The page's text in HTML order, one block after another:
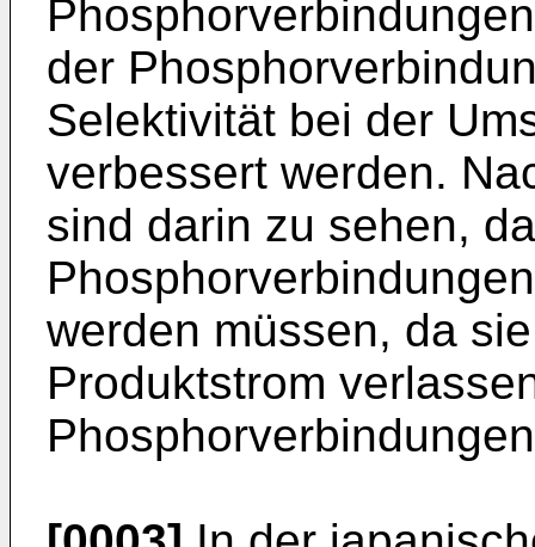
der
Selektivität bei der
verbessert werden.
sind darin zu sehen,
werden müssen, da
Produktstrom